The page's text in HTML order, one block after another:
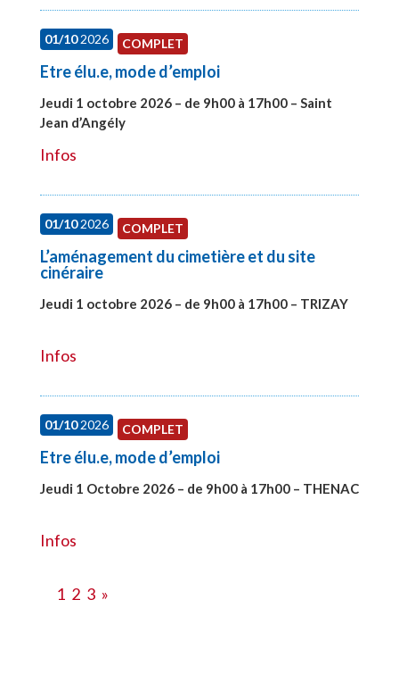
01/102026 COMPLET
Etre élu.e, mode d’emploi
Jeudi 1 octobre 2026 – de 9h00 à 17h00 – Saint
Jean d’Angély
Infos
01/102026 COMPLET
L’aménagement du cimetière et du site
cinéraire
Jeudi 1 octobre 2026 – de 9h00 à 17h00 – TRIZAY
Infos
01/102026 COMPLET
Etre élu.e, mode d’emploi
Jeudi 1 Octobre 2026 – de 9h00 à 17h00 – THENAC
Infos
1 2 3 »